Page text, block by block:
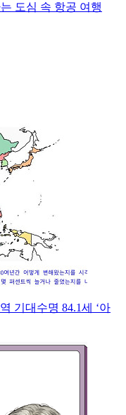
도심 속 항공 여행
기대수명 84.1세 ‘아